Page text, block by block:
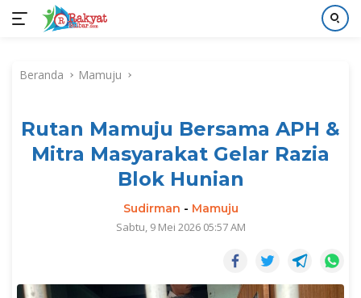
kontenBeranda Mamuju
Rutan Mamuju Bersama APH &
Mitra Masyarakat Gelar Razia
Blok Hunian
Sudirman - Mamuju
Sabtu, 9 Mei 2026 05:57 AM